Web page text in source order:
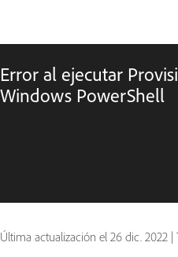
Error al ejecutar
Windows PowerShell
Última actualización el 26 dic. 2022 |